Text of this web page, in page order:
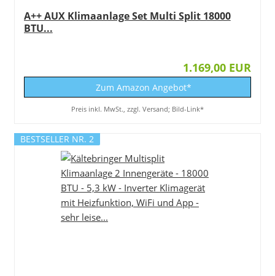
A++ AUX Klimaanlage Set Multi Split 18000
BTU...
1.169,00 EUR
Zum Amazon Angebot*
Preis inkl. MwSt., zzgl. Versand; Bild-Link*
BESTSELLER NR. 2